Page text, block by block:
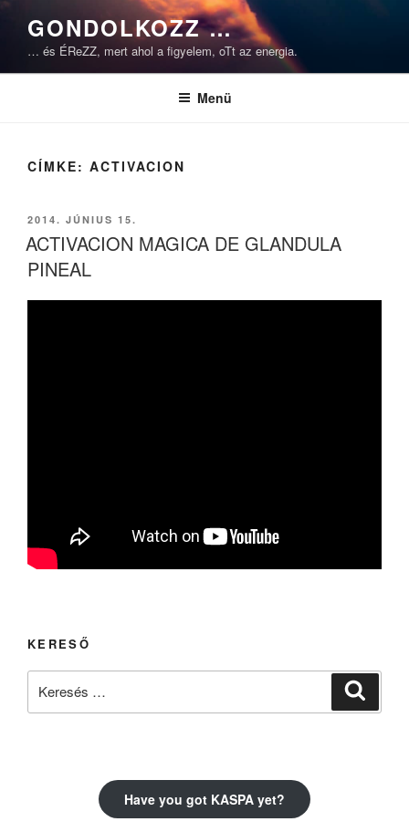
Tartalomhoz
GONDOLKOZZ …
… és ÉReZZ, mert ahol a figyelem, oTt az energia.
Menü
CÍMKE: ACTIVACION
BEKÜLDVE:
2014. JÚNIUS 15.
ACTIVACION MAGICA DE GLANDULA
PINEAL
KERESŐ
Have you got KASPA yet?